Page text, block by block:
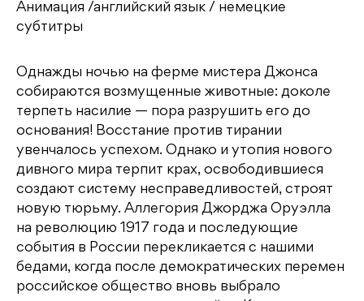
Анимация /английский язык / немецкие
субтитры
Однажды ночью на ферме мистера Джонса
собираются возмущенные животные: доколе
терпеть насилие — пора разрушить его до
основания! Восстание против тирании
увенчалось успехом. Однако и утопия нового
дивного мира терпит крах, освободившиеся
создают систему несправедливостей, строят
новую тюрьму. Аллегория Джорджа Оруэлла
на революцию 1917 года и последующие
события в России перекликается с нашими
бедами, когда после демократических перемен
российское общество вновь выбрало